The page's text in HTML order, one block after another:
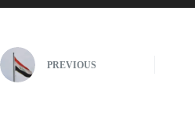
PREVIOUS